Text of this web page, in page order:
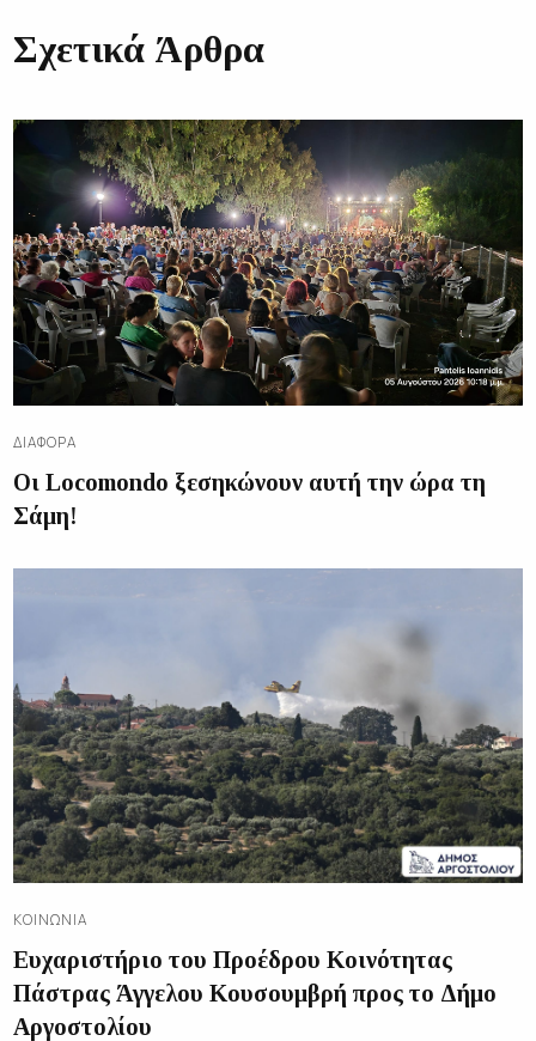
Σχετικά Άρθρα
ΔΙΑΦΟΡΑ
Οι Locomondo ξεσηκώνουν αυτή την ώρα τη
Σάμη!
ΚΟΙΝΩΝΊΑ
Ευχαριστήριο του Προέδρου Κοινότητας
Πάστρας Άγγελου Κουσουμβρή προς το Δήμο
Αργοστολίου